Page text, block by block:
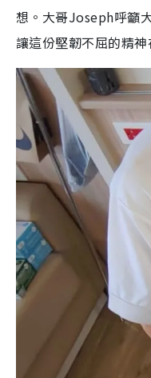
想。大哥Joseph呼籲
讓這份堅韌不屈的精神